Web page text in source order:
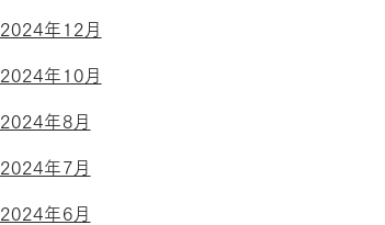
2024年12月
2024年10月
2024年8月
2024年7月
2024年6月